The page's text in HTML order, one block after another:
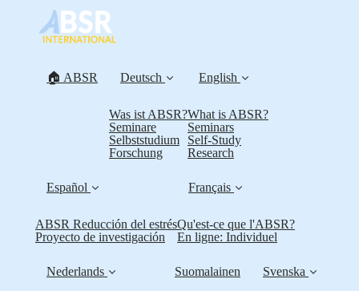
🏠 ABSR Deutsch
Was ist ABSR?
Seminare
Selbststudium
Forschung
English
What is ABSR?
Seminars
Self-Study
Research
Español
ABSR Reducción del estrés
Proyecto de investigación
Français
Qu'est-ce que l'ABSR?
En ligne: Individuel
Nederlands Suomalainen Svenska